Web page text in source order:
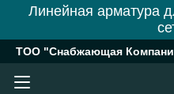
Линейная арматура
ТОО "Снабжающая